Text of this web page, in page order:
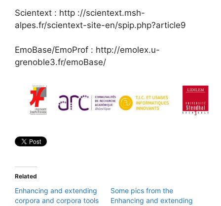
Scientext : http ://scientext.msh-
alpes.fr/scientext-site-en/spip.php?article9
EmoBase/EmoProf : http://emolex.u-
grenoble3.fr/emoBase/
Related
Enhancing and extending
corpora and corpora tools
Some pics from the
Enhancing and extending